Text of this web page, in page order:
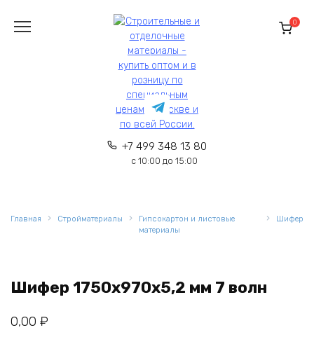
содержанию
+7 499 348 13 80
с 10:00 до 15:00
0
Главная Стройматериалы
Гипсокартон и листовые
материалы
Шифер
Шифер 1750х970х5,2 мм 7 волн
0,00 ₽